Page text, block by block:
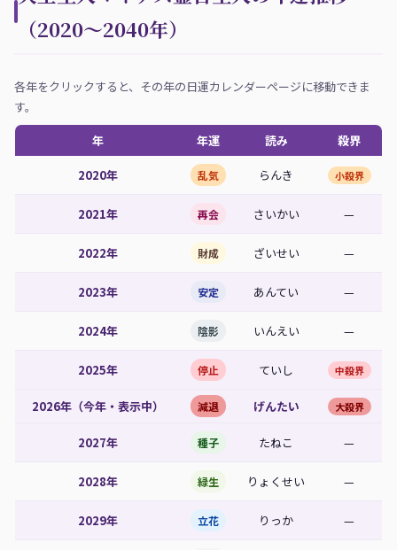
（2020〜2040年）
各年をクリックすると、その年の日運カレンダーページに移動できま
す。
年
年運 読み 殺界
2020年 乱気 らんき 小殺界
2021年 再会 さいかい —
2022年 財成 ざいせい —
2023年 安定 あんてい —
2024年 陰影 いんえい —
2025年 停止 ていし 中殺界
2026年（今年・表示中） 減退 げんたい 大殺界
2027年 種子 たねこ —
2028年 緑生 りょくせい —
2029年 立花 りっか —